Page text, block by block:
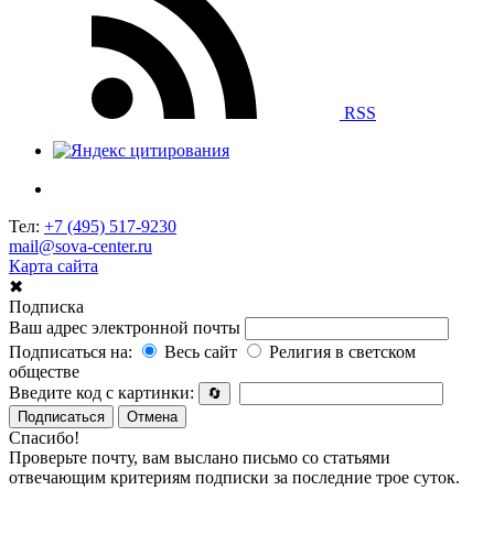
RSS
Тел: +7 (495) 517-9230
mail@sova-center.ru
Карта сайта
✖
Подписка
Ваш адрес электронной почты
Подписаться на:
Весь сайт
Религия в светском
обществе
Введите код с картинки:
🔄
Подписаться
Отмена
Спасибо!
Проверьте почту, вам выслано письмо со статьями
отвечающим критериям подписки за последние трое суток.